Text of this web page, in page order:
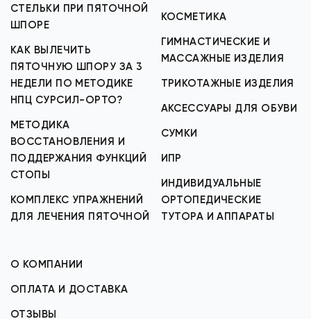
СТЕЛЬКИ ПРИ ПЯТОЧНОЙ
ШПОРЕ
КАК ВЫЛЕЧИТЬ
ПЯТОЧНУЮ ШПОРУ ЗА 3
НЕДЕЛИ ПО МЕТОДИКЕ
НПЦ СУРСИЛ-ОРТО?
МЕТОДИКА
ВОССТАНОВЛЕНИЯ И
ПОДДЕРЖАНИЯ ФУНКЦИЙ
СТОПЫ
КОМПЛЕКС УПРАЖНЕНИЙ
ДЛЯ ЛЕЧЕНИЯ ПЯТОЧНОЙ
КОСМЕТИКА
ГИМНАСТИЧЕСКИЕ И
МАССАЖНЫЕ ИЗДЕЛИЯ
ТРИКОТАЖНЫЕ ИЗДЕЛИЯ
АКСЕССУАРЫ ДЛЯ ОБУВИ
СУМКИ
ИПР
ИНДИВИДУАЛЬНЫЕ
ОРТОПЕДИЧЕСКИЕ
ТУТОРА И АППАРАТЫ
О КОМПАНИИ
ОПЛАТА И ДОСТАВКА
ОТЗЫВЫ